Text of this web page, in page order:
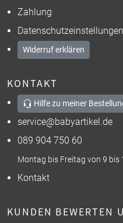
Zahlung
Datenschutzeinstellungen
Widerruf erklären
KONTAKT
Hilfe zu meiner
service@babyartikel.de
089 904 750 60
Montag bis Freitag von 9 bis
Kontakt
KUNDEN BEWERTEN